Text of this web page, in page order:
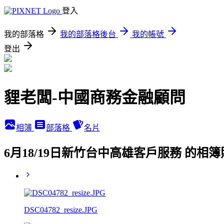
登入
我的部落格 我的部落格後台
我的帳號
登出
貍老闆-中國商務金融顧問
相簿 部落格 名片
6月18/19日新竹台中高雄客戶服務 的相簿
DSC04782_resize.JPG